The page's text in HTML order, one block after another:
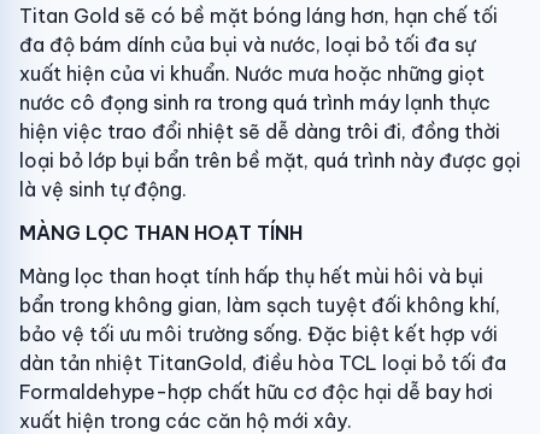
Titan Gold sẽ có bề mặt bóng láng hơn, hạn chế tối
đa độ bám dính của bụi và nước, loại bỏ tối đa sự
xuất hiện của vi khuẩn. Nước mưa hoặc những giọt
nước cô đọng sinh ra trong quá trình máy lạnh thực
hiện việc trao đổi nhiệt sẽ dễ dàng trôi đi, đồng thời
loại bỏ lớp bụi bẩn trên bề mặt, quá trình này được gọi
là vệ sinh tự động.
MÀNG LỌC THAN HOẠT TÍNH
Màng lọc than hoạt tính hấp thụ hết mùi hôi và bụi
bẩn trong không gian, làm sạch tuyệt đối không khí,
bảo vệ tối ưu môi trường sống. Đặc biệt kết hợp với
dàn tản nhiệt TitanGold, điều hòa TCL loại bỏ tối đa
Formaldehype-hợp chất hữu cơ độc hại dễ bay hơi
xuất hiện trong các căn hộ mới xây.